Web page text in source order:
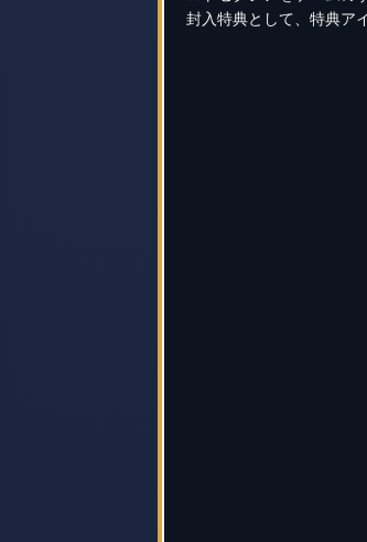
封入特典として、特典ア